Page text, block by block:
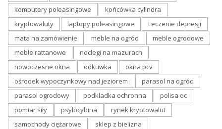
komputery poleasingowe
końcówka cylindra
kryptowaluty
laptopy poleasingowe
Leczenie depresji
mata na zamówienie
meble na ogród
meble ogrodowe
meble rattanowe
noclegi na mazurach
nowoczesne okna
odkuwka
okna pcv
ośrodek wypoczynkowy nad jeziorem
parasol na ogród
parasol ogrodowy
podkładka ochronna
polisa oc
pomiar siły
psylocybina
rynek kryptowalut
samochody ciężarowe
sklep z bielizna